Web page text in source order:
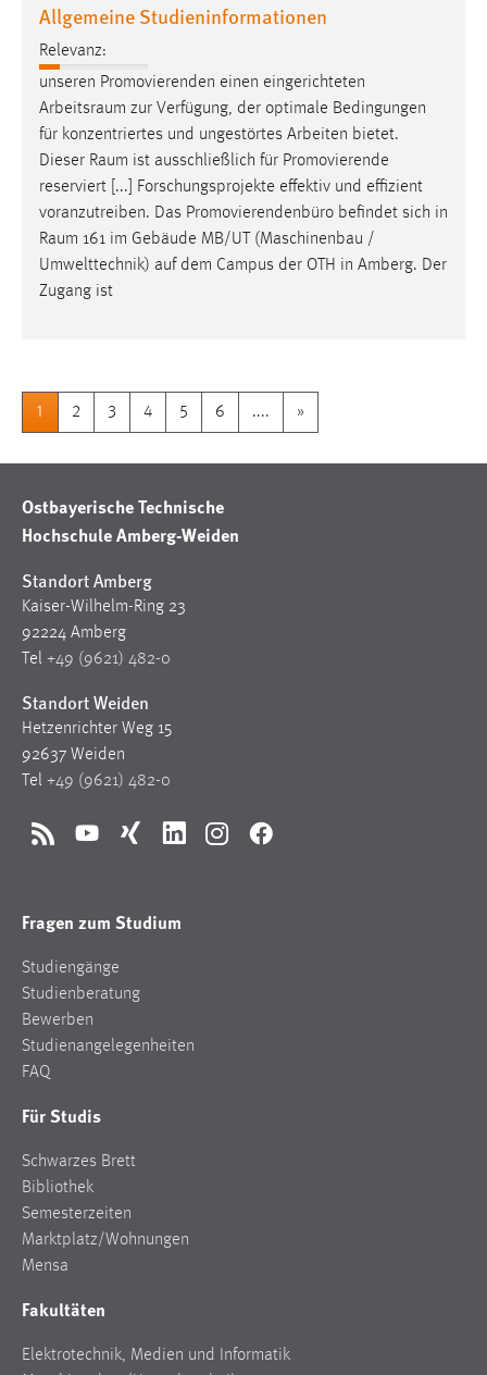
Allgemeine Studieninformationen
Relevanz:
unseren Promovierenden einen eingerichteten
Arbeitsraum zur Verfügung, der optimale Bedingungen
für konzentriertes und ungestörtes Arbeiten bietet.
Dieser Raum ist ausschließlich für Promovierende
reserviert [...] Forschungsprojekte effektiv und effizient
voranzutreiben. Das Promovierendenbüro befindet sich in
Raum 161 im Gebäude MB/UT (Maschinenbau /
Umwelttechnik) auf dem Campus der OTH in Amberg. Der
Zugang ist
1 2 3 4 5 6 .... »
Ostbayerische Technische
Hochschule Amberg-Weiden
Standort Amberg
Kaiser-Wilhelm-Ring 23
92224 Amberg
Tel +49 (9621) 482-0
Standort Weiden
Hetzenrichter Weg 15
92637 Weiden
Tel +49 (9621) 482-0
RSS YouTubeXing LinkedInInstagramFacebook
Fragen zum Studium
Studiengänge
Studienberatung
Bewerben
Studienangelegenheiten
FAQ
Für Studis
Schwarzes Brett
Bibliothek
Semesterzeiten
Marktplatz/Wohnungen
Mensa
Fakultäten
Elektrotechnik, Medien und Informatik